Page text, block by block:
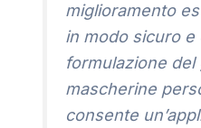
miglioramento
in modo sicuro e
formulazione del
mascherine
consente